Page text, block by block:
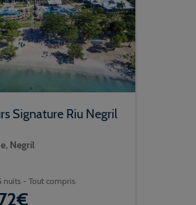
Signature Riu Negril
Negril
nuits - Tout compris